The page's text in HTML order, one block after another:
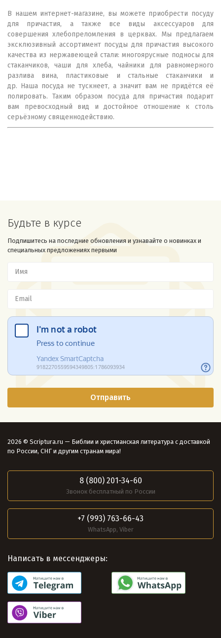
В нашем интернет-магазине, вы можете приобрести посуду
для причастия, а также все виды аксессуаров для
совершения хлебопреломления в церквах. Мы предлагаем
эксклюзивный ассортимент посуды для причастия высокого
качества из нержавеющей стали: многоярусные подносы для
стаканчиков, чаши для хлеба, чайники для равномерного
разлива вина, пластиковые и стальные стаканчики и
др. Наша посуда не тускнеет, а значит вам не придётся её
полировать. Таким образом посуда для причастия подарит
вам превосходный вид и достойное отношение к столь
серьёзному священнодействию.
Будьте в курсе
Подпишитесь на последние обновления и узнавайте о новинках и
специальных предложениях первыми
2026 © Scriptura.ru — Библии и христианская литература с доставкой
по России, СНГ и другим странам мира!
8 (800) 201-34-60
Звонок бесплатный по России
+7 (993) 763-66-43
WhatsApp, Viber
Написать в мессенджеры: